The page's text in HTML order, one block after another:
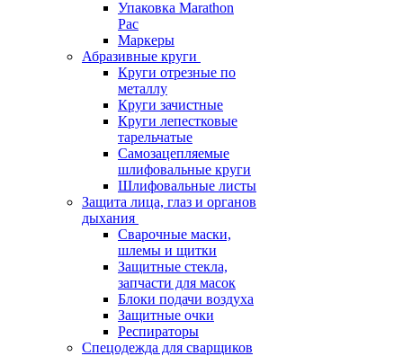
Упаковка Marathon
Pac
Маркеры
Абразивные круги
Круги отрезные по
металлу
Круги зачистные
Круги лепестковые
тарельчатые
Самозацепляемые
шлифовальные круги
Шлифовальные листы
Защита лица, глаз и органов
дыхания
Сварочные маски,
шлемы и щитки
Защитные стекла,
запчасти для масок
Блоки подачи воздуха
Защитные очки
Респираторы
Спецодежда для сварщиков